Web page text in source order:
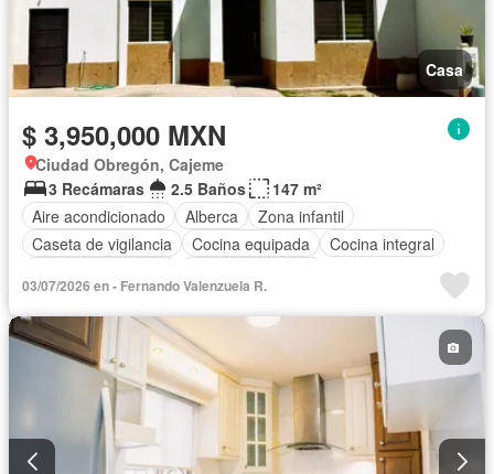
Casa
$ 3,950,000 MXN
Ciudad Obregón, Cajeme
3 Recámaras
2.5 Baños
147 m²
Aire acondicionado
Alberca
Zona infantil
Caseta de vigilancia
Cocina equipada
Cocina integral
Recámara con closet
03/07/2026 en - Fernando Valenzuela R.